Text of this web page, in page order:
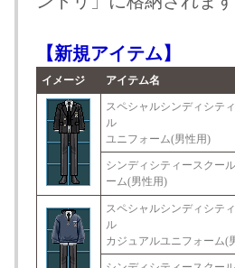
【新規アイテム】
イメージ アイテム名
スペシャルシンディシテ
ル
ユニフォーム(男性用)
シンディシティースクー
ーム(男性用)
スペシャルシンディシテ
ル
カジュアルユニフォーム(